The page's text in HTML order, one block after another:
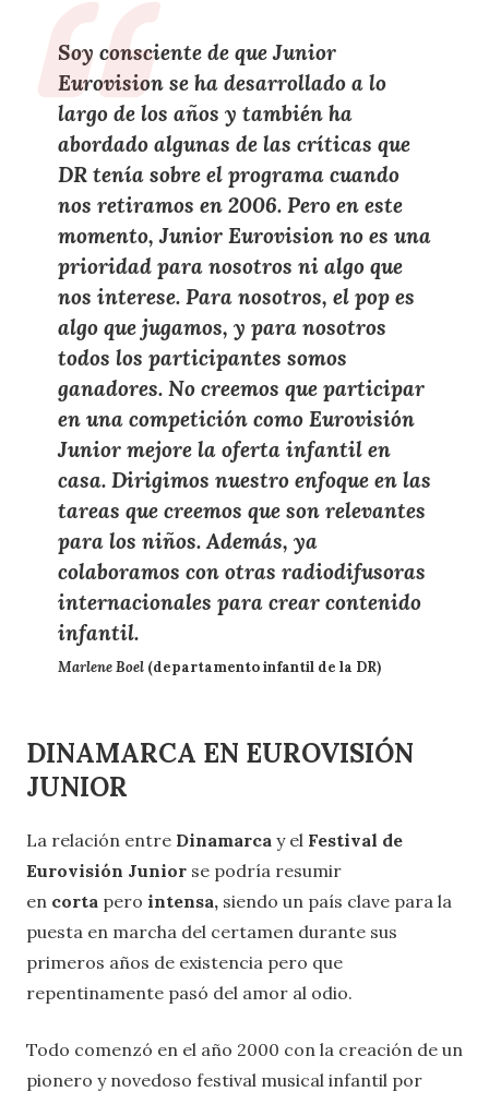
Soy consciente de que Junior
Eurovision se ha desarrollado a lo
largo de los años y también ha
abordado algunas de las críticas que
DR tenía sobre el programa cuando
nos retiramos en 2006. Pero en este
momento, Junior Eurovision no es una
prioridad para nosotros ni algo que
nos interese. Para nosotros, el pop es
algo que jugamos, y para nosotros
todos los participantes somos
ganadores. No creemos que participar
en una competición como Eurovisión
Junior mejore la oferta infantil en
casa. Dirigimos nuestro enfoque en las
tareas que creemos que son relevantes
para los niños. Además, ya
colaboramos con otras radiodifusoras
internacionales para crear contenido
infantil.
Marlene Boel(departamento infantil de la DR)
DINAMARCA EN EUROVISIÓN
JUNIOR
La relación entre Dinamarca y el Festival de
Eurovisión Junior se podría resumir
en corta pero intensa, siendo un país clave para la
puesta en marcha del certamen durante sus
primeros años de existencia pero que
repentinamente pasó del amor al odio.
Todo comenzó en el año 2000 con la creación de un
pionero y novedoso festival musical infantil por